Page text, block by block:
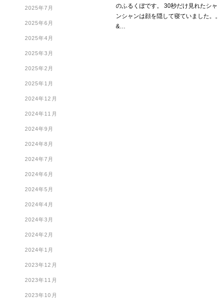
2025年7月
2025年6月
2025年4月
2025年3月
2025年2月
2025年1月
2024年12月
2024年11月
2024年9月
2024年8月
2024年7月
2024年6月
2024年5月
2024年4月
2024年3月
2024年2月
2024年1月
2023年12月
2023年11月
2023年10月
のふるくぼです。 30秒だけ見れたシャ
ンシャンは顔を隠して寝ていました。
&…